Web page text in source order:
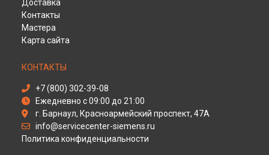
Ремонт духового шкафа HB 38L560 Siemens в
Ремонт духового шкафа HB 38L560 Siemens в
Ремонт духового шкафа HB 38L560 Siemens в
Ремонт духового шкафа HB 38L560 Siemens в
Ремонт духового шкафа HB 38L560 Siemens в
Челнах
Ремонт духового шкафа HB 38L560 Siemens вЛипецке
Доставка
Контакты
Мастера
Карта сайта
КОНТАКТЫ
+7 (800) 302-39-08
Ежедневно с 09:00 до 21:00
г. Барнаул, Красноармейский проспект, 47А
info@servicecenter-siemens.ru
Политика конфиденциальности